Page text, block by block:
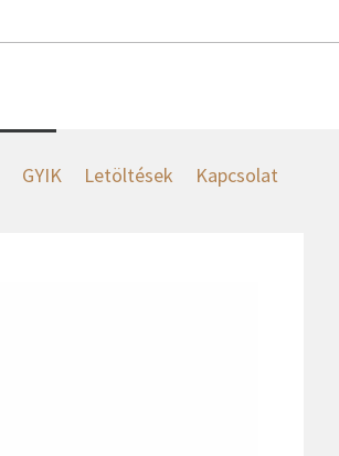
GYIK Letöltések Kapcsolat